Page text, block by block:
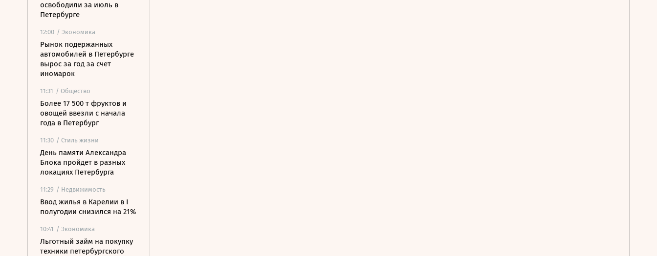
освободили за июль в
Петербурге
12:00 / Экономика
Рынок подержанных
автомобилей в Петербурге
вырос за год за счет
иномарок
11:31 / Общество
Более 17 500 т фруктов и
овощей ввезли с начала
года в Петербург
11:30 / Стиль жизни
День памяти Александра
Блока пройдет в разных
локациях Петербурга
11:29 / Недвижимость
Ввод жилья в Карелии в I
полугодии снизился на 21%
10:41 / Экономика
Льготный займ на покупку
техники петербургского